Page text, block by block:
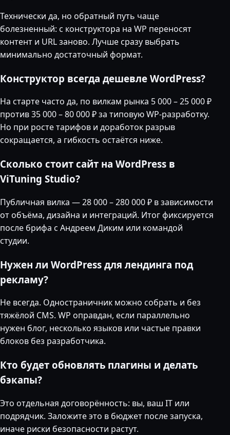
Технически да, но обратный путь чаще
болезненный: с конструктора на WP переносят
контент и URL заново. Лучше сразу выбрать
минимально достаточный формат.
Конструктор всегда дешевле WordPress?
На старте часто да, по вилкам рынка 5 000 – 25 000 ₽
против 35 000 – 80 000 ₽ за типовую WP-разработку.
Но при росте тарифов и доработок разрыв
сокращается, а гибкость остаётся ниже.
Сколько стоит сайт на WordPress в
ViTuning Studio?
Публичная вилка — 28 000 – 280 000 ₽ в зависимости
от объёма, дизайна и интеграций. Итог фиксируется
после брифа с Андреем Диким или командой
студии.
Нужен ли WordPress для лендинга под
рекламу?
Не всегда. Одностраничник можно собрать и без
тяжёлой CMS. WP оправдан, если параллельно
нужен блог, несколько языков или частые правки
блоков без разработчика.
Кто будет обновлять плагины и делать
бэкапы?
Это отдельная договорённость: вы, ваш IT или
подрядчик. Заложите это в бюджет после запуска,
иначе риски безопасности растут.